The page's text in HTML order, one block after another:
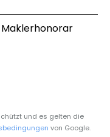
Maklerhonorar
und es gelten die
von Google.